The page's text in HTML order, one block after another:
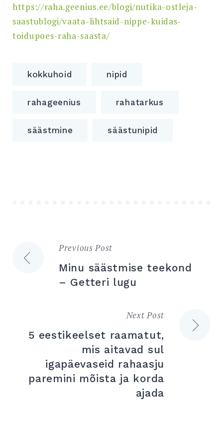
https://raha.geenius.ee/blogi/nutika-ostleja-
saastublogi/vaata-lihtsaid-nippe-kuidas-
toidupoes-raha-saasta/
kokkuhoid nipid
rahageenius rahatarkus
säästmine säästunipid
Navigeerimine
Previous Post
Minu säästmise teekond
– Getteri lugu
Next Post
5 eestikeelset raamatut,
mis aitavad sul
igapäevaseid rahaasju
paremini mõista ja korda
ajada